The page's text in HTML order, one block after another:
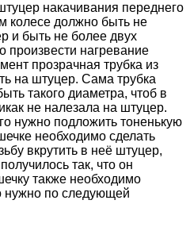
накачивания переднего
колесе должно быть не
и быть не более двух
нагревание
прозрачная трубка из
на штуцер. Сама трубка
такого диаметра, чтоб в
не налезала на штуцер.
нужно подложить тоненькую
необходимо сделать
вкрутить в неё штуцер,
так, что он
также необходимо
нужно по следующей